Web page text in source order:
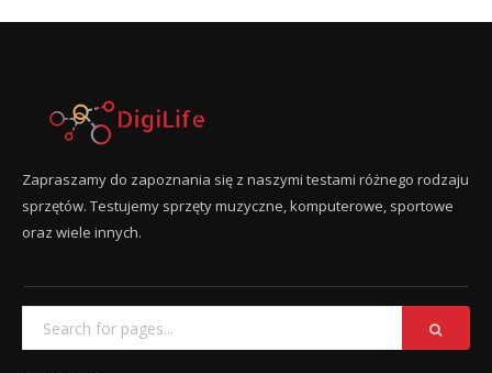
Zapraszamy do zapoznania się z naszymi testami różnego rodzaju
sprzętów. Testujemy sprzęty muzyczne, komputerowe, sportowe
oraz wiele innych.